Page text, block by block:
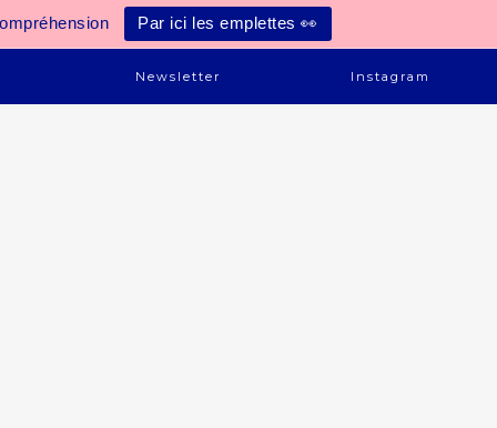
Par ici les emplettes 👀
Newsletter Instagram